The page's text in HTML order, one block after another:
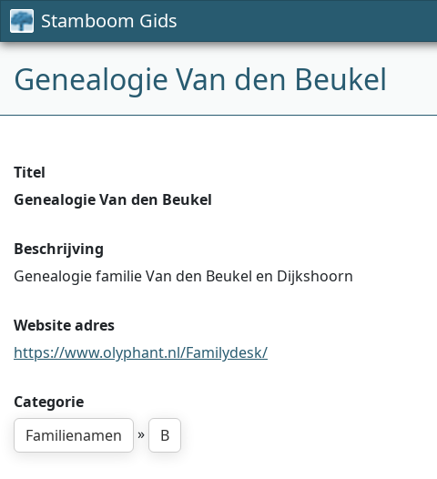
Stamboom Gids
Genealogie Van den Beukel
Titel
Genealogie Van den Beukel
Beschrijving
Genealogie familie Van den Beukel en Dijkshoorn
Website adres
https://www.olyphant.nl/Familydesk/
Categorie
Familienamen
» B